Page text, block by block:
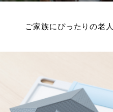
ご家族にぴったりの老